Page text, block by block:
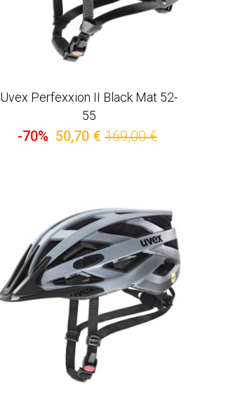
Uvex Perfexxion II Black Mat 52-
55
-70% 50,70 € 169,00 €